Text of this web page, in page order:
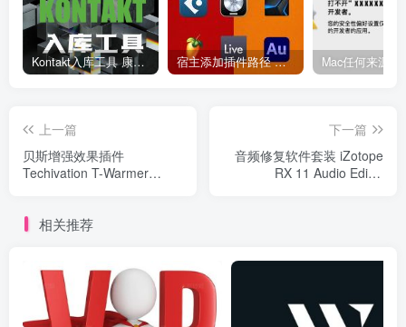
Kontakt入库工具 康泰克入库教程 宿主添加插件路径 插件路径设置 VSTPlugins路径
上一篇
贝斯增强效果插件
Techivation T-Warmer
下一篇
音频修复软件套装 iZotope
RX 11 Audio Editor
相关推荐